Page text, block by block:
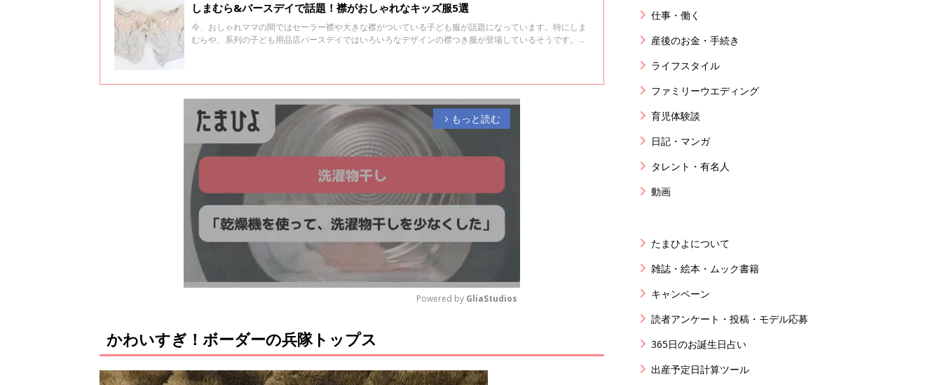
しまむら&バースデイで話題！襟がおしゃれなキッズ服5選
今、おしゃれママの間ではセーラー襟や大きな襟がついている子ども服が話題になっています。特にしま
むらや、系列の子ども用品店バースデイではいろいろなデザインの襟つき服が登場しているそうです。今
arrow_forward_ios もっと読む
u
t
Powered by GliaStudios
かわいすぎ！ボーダーの兵隊トップス
仕事・働く
産後のお金・手続き
ライフスタイル
ファミリーウエディング
育児体験談
日記・マンガ
タレント・有名人
動画
たまひよについて
雑誌・絵本・ムック書籍
キャンペーン
読者アンケート・投稿・モデル応募
365日のお誕生日占い
出産予定日計算ツール